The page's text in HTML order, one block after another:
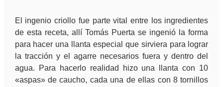
El ingenio criollo fue parte vital entre los ingredientes
de esta receta, allí Tomás Puerta se ingenió la forma
para hacer una llanta especial que sirviera para lograr
la tracción y el agarre necesarios fuera y dentro del
agua. Para hacerlo realidad hizo una llanta con 10
«aspas» de caucho, cada una de ellas con 8 tornillos